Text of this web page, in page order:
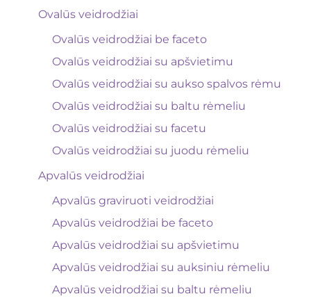
Ovalūs veidrodžiai
Ovalūs veidrodžiai be faceto
Ovalūs veidrodžiai su apšvietimu
Ovalūs veidrodžiai su aukso spalvos rėmu
Ovalūs veidrodžiai su baltu rėmeliu
Ovalūs veidrodžiai su facetu
Ovalūs veidrodžiai su juodu rėmeliu
Apvalūs veidrodžiai
Apvalūs graviruoti veidrodžiai
Apvalūs veidrodžiai be faceto
Apvalūs veidrodžiai su apšvietimu
Apvalūs veidrodžiai su auksiniu rėmeliu
Apvalūs veidrodžiai su baltu rėmeliu